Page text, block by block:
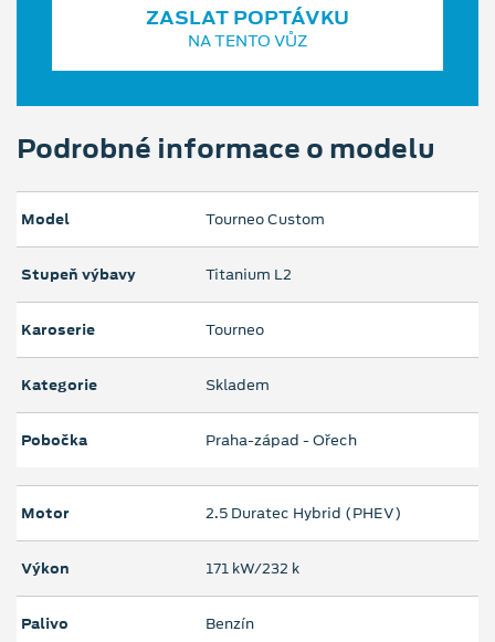
ZASLAT POPTÁVKU
NA TENTO VŮZ
Podrobné informace o modelu
Model Tourneo Custom
Stupeň výbavy Titanium L2
Karoserie Tourneo
Kategorie Skladem
Pobočka Praha-západ - Ořech
Motor 2.5 Duratec Hybrid (PHEV)
Výkon 171 kW/232 k
Palivo Benzín